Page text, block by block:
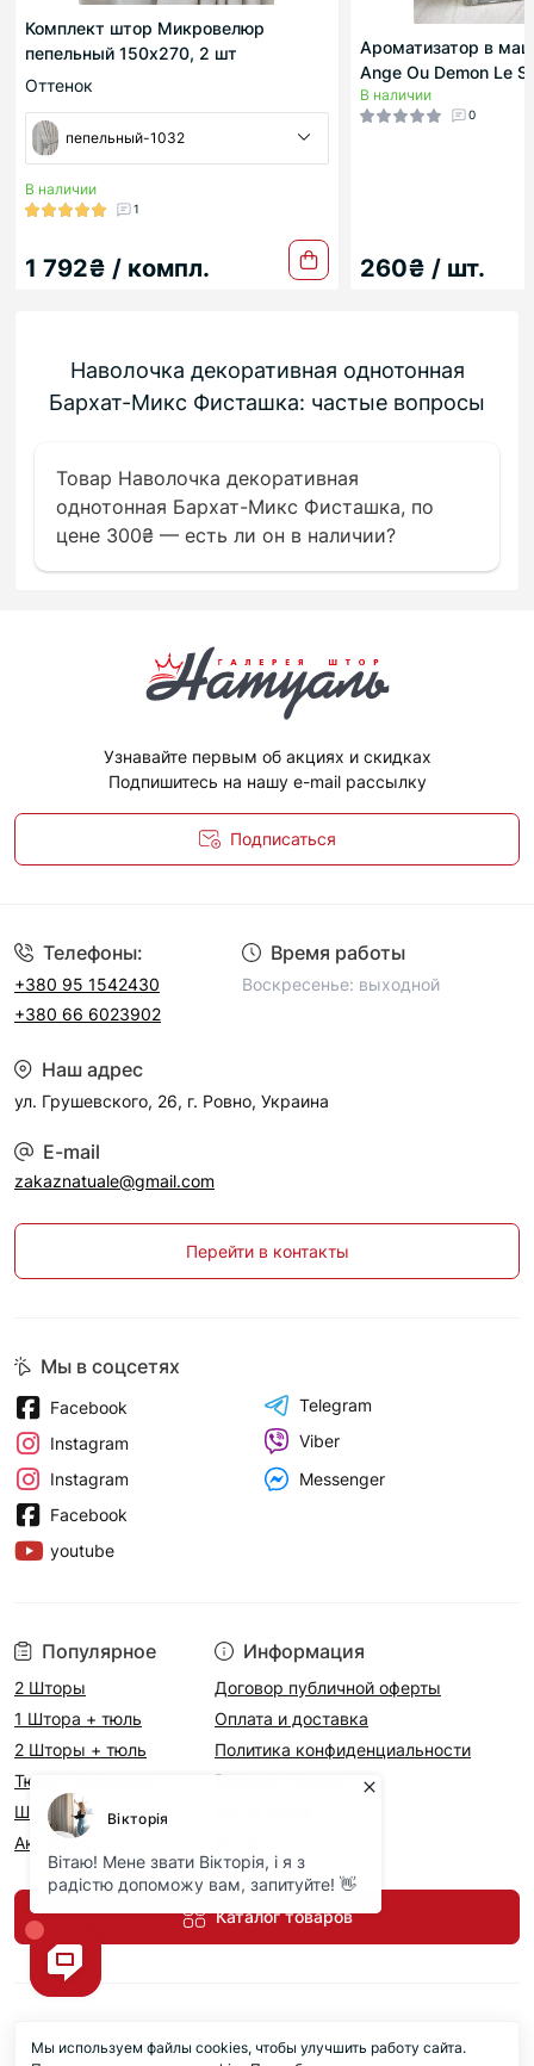
Комплект штор Микровелюр
пепельный 150х270, 2 шт
Оттенок
пепельный-1032
В наличии
1
1 792₴ / компл.
Ароматизатор в
Ange Ou Demon Le
В наличии
0
260₴ / шт.
Наволочка декоративная однотонная
Бархат-Микс Фисташка: частые вопросы
Товар Наволочка декоративная
однотонная Бархат-Микс Фисташка, по
цене 300₴ — есть ли он в наличии?
Узнавайте первым об акциях и скидках
Подпишитесь на нашу e-mail рассылку
Подписаться
Телефоны:
+380 95 1542430
+380 66 6023902
Время работы
Воскресенье: выходной
Наш адрес
ул. Грушевского, 26, г. Ровно, Украина
E-mail
zakaznatuale@gmail.com
Перейти в контакты
Популярное
2 Шторы
1 Штора + тюль
2 Шторы + тюль
Тюль в размерах
Шторы на метраж
Аксесcуары
Информация
Договор публичной оферты
Оплата и доставка
Политика конфиденциальности
Возврат товара
Каталог товаров
Мы в соцсетях
Facebook
Instagram
Instagram
Facebook
youtube
Telegram
Viber
Messenger
Мы используем файлы cookies, чтобы улучшить работу сайта.